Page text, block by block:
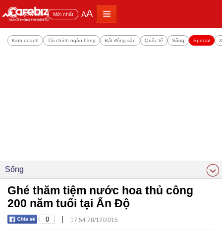
Đọc nhiều Mới nhất AA
Kinh doanh Tài chính ngân hàng Bất động sản Quốc tế Sống Special
Sống
Ghé thăm tiệm nước hoa thủ công
200 năm tuổi tại Ấn Độ
0 | 17:54 28/12/2015